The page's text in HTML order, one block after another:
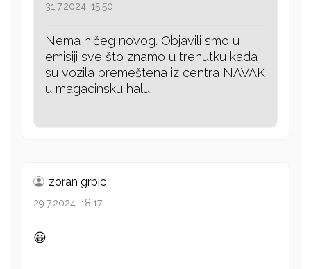
31.7.2024. 15:50
Nema ničeg novog. Objavili smo u
emisiji sve što znamo u trenutku kada
su vozila premeštena iz centra NAVAK
u magacinsku halu.
zoran grbic
29.7.2024. 18:17
😀